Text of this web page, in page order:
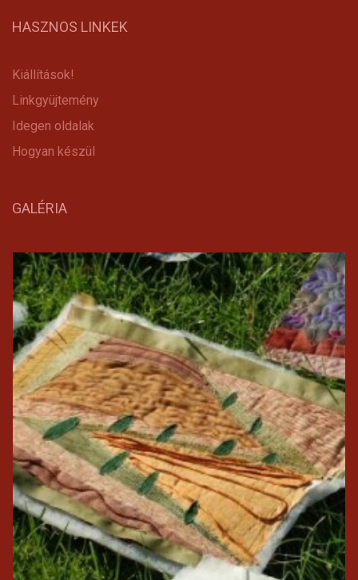
HASZNOS LINKEK
Kiállítások!
Linkgyüjtemény
Idegen oldalak
Hogyan készül
GALÉRIA